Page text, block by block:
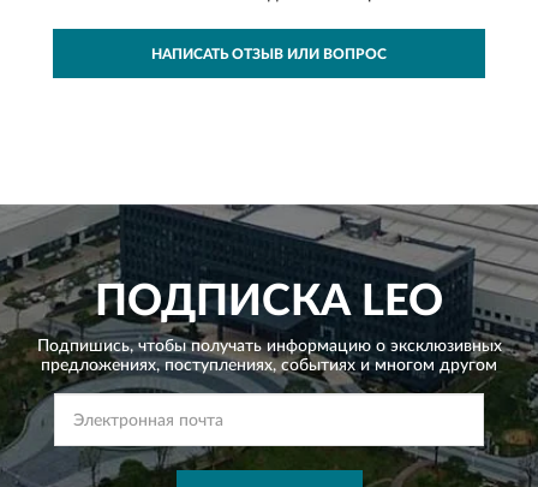
НАПИСАТЬ ОТЗЫВ ИЛИ ВОПРОС
ПОДПИСКАLEO
Подпишись, чтобы получать информацию о эксклюзивных
предложениях,поступлениях, событиях и многом другом